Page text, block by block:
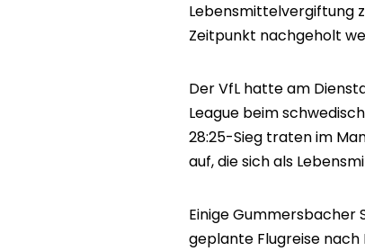
Lebensmittelvergiftung
Zeitpunkt nachgeholt
Der VfL hatte am
League beim
28:25-Sieg traten im
auf, die sich als
Einige Gummersbacher
geplante Flugreise